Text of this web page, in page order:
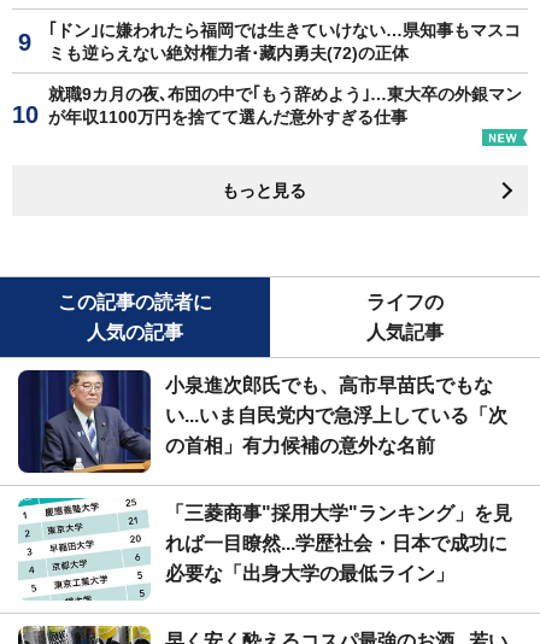
｢ドン｣に嫌われたら福岡では生きていけない…県知事もマスコ
ミも逆らえない絶対権力者･藏内勇夫(72)の正体
就職9カ月の夜､布団の中で｢もう辞めよう｣…東大卒の外銀マン
が年収1100万円を捨てて選んだ意外すぎる仕事
もっと見る
この記事の読者に
人気の記事
ライフの
人気記事
小泉進次郎氏でも、高市早苗氏でもな
い...いま自民党内で急浮上している「次
の首相」有力候補の意外な名前
「三菱商事"採用大学"ランキング」を見
れば一目瞭然...学歴社会・日本で成功に
必要な「出身大学の最低ライン」